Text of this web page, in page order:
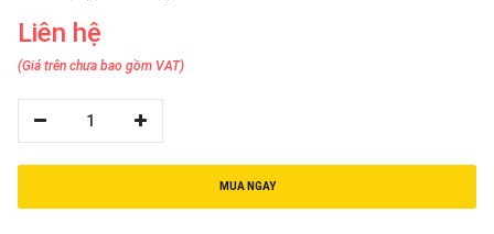
Liên hệ
(Giá trên chưa bao gồm VAT)
1
MUA NGAY